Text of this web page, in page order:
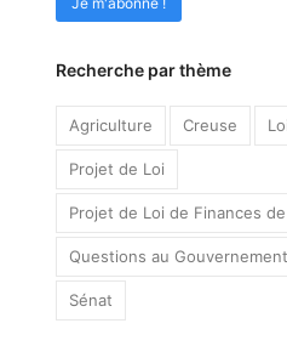
Recherche par thème
Agriculture Creuse
Projet de Loi
Projet de Loi de Finances
Questions au Gouvernement
Sénat